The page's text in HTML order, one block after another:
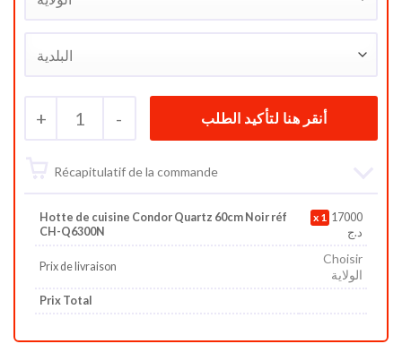
+ 1 -
Récapitulatif de la commande
Hotte de cuisine Condor Quartz 60cm Noir réf
CH-Q6300N
1 17000
د.ج
Prix de livraison
Choisir
الولاية
Prix Total